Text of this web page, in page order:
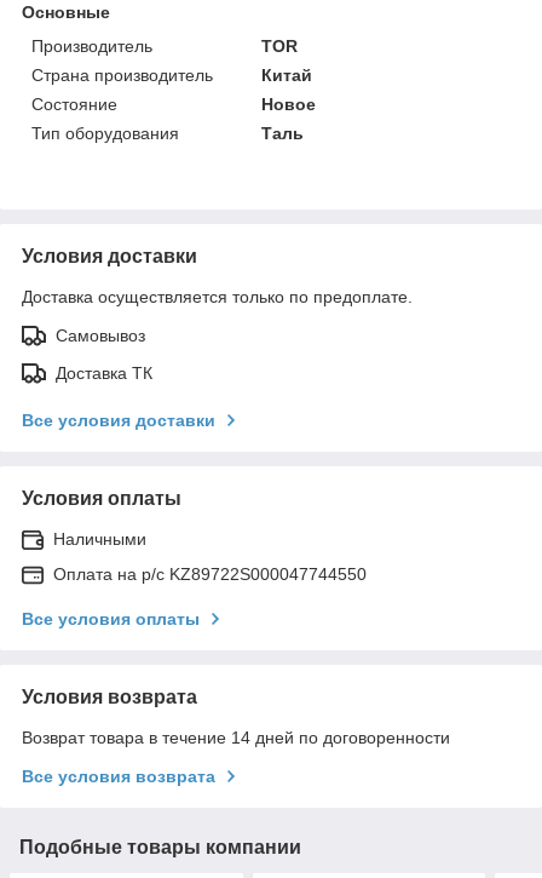
Основные
Производитель
TOR
Страна производитель
Китай
Состояние
Новое
Тип оборудования
Таль
Условия доставки
Доставка осуществляется только по предоплате.
Самовывоз
Доставка ТК
Все условия доставки
Условия оплаты
Наличными
Оплата на р/с KZ89722S000047744550
Все условия оплаты
Условия возврата
Возврат товара в течение 14 дней по договоренности
Все условия возврата
Подобные товары компании